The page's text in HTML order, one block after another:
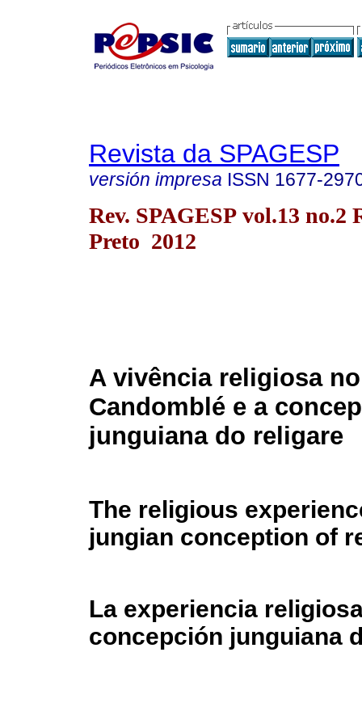
Revista da SPAGESP
versión impresa ISSN 1677-
Rev. SPAGESP vol.13 no.2
Preto 2012
A vivência religiosa no
Candomblé e a
junguiana do religare
The religious
jungian conception of
La experiencia
concepción junguiana